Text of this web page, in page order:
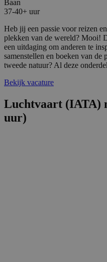
Baan
37-40+ uur
Heb jij een passie voor reizen
plekken van de wereld? Mooi!
een uitdaging om anderen te
samenstellen en boeken van de
tweede natuur? Al deze
Bekijk vacature
Luchtvaart (IATA)
uur)